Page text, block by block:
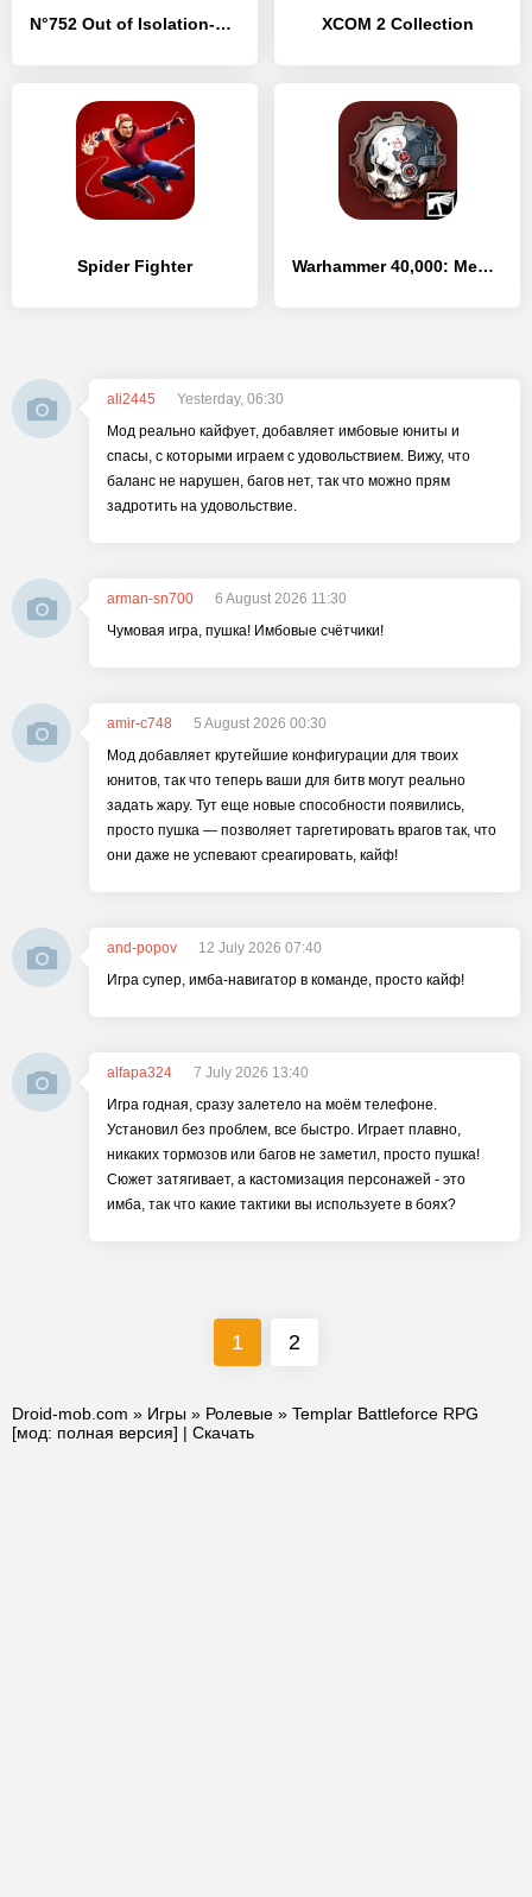
N°752 Out of Isolation-Horror in the prison XCOM 2 Collection
Spider Fighter Warhammer 40,000: Mechanicus
ali2445
Yesterday, 06:30
Мод реально кайфует, добавляет имбовые юниты и
спасы, с которыми играем с удовольствием. Вижу, что
баланс не нарушен, багов нет, так что можно прям
задротить на удовольствие.
arman-sn700
6 August 2026 11:30
Чумовая игра, пушка! Имбовые счётчики!
amir-c748
5 August 2026 00:30
Мод добавляет крутейшие конфигурации для твоих
юнитов, так что теперь ваши для битв могут реально
задать жару. Тут еще новые способности появились,
просто пушка — позволяет таргетировать врагов так, что
они даже не успевают среагировать, кайф!
and-popov
12 July 2026 07:40
Игра супер, имба-навигатор в команде, просто кайф!
alfapa324
7 July 2026 13:40
Игра годная, сразу залетело на моём телефоне.
Установил без проблем, все быстро. Играет плавно,
никаких тормозов или багов не заметил, просто пушка!
Сюжет затягивает, а кастомизация персонажей - это
имба, так что какие тактики вы используете в боях?
1 2
Droid-mob.com » Игры » Ролевые » Templar Battleforce RPG
[мод: полная версия] | Скачать